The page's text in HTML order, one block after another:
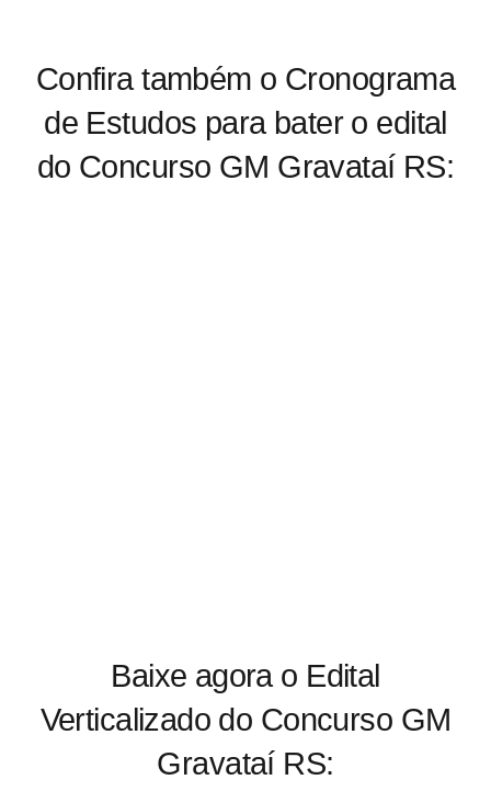
Confira também o Cronograma
de Estudos para bater o edital
do Concurso GM Gravataí RS:
Baixe agora o Edital
Verticalizado do Concurso GM
Gravataí RS: